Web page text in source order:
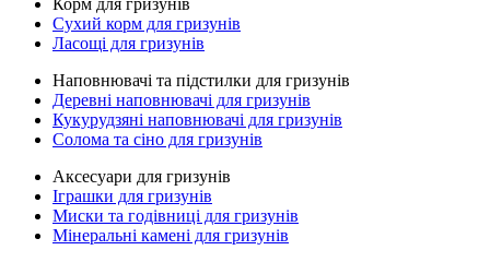
Корм для гризунів
Сухий корм для гризунів
Ласощі для гризунів
Наповнювачі та підстилки для гризунів
Деревні наповнювачі для гризунів
Кукурудзяні наповнювачі для гризунів
Солома та сіно для гризунів
Аксесуари для гризунів
Іграшки для гризунів
Миски та годівниці для гризунів
Мінеральні камені для гризунів